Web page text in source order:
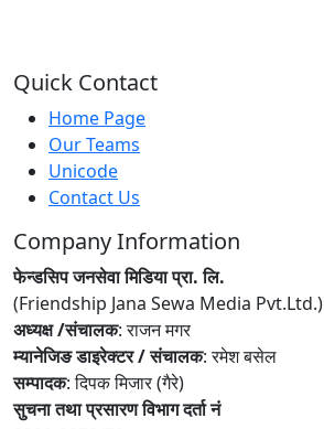
Quick Contact
Home Page
Our Teams
Unicode
Contact Us
Company Information
फेन्डसिप जनसेवा मिडिया प्रा. लि.
(Friendship Jana Sewa Media Pvt.Ltd.)
अध्यक्ष /संचालक: राजन मगर
म्यानेजिङ डाइरेक्टर / संचालक: रमेश बसेल
सम्पादक: दिपक मिजार (गैरे)
सुचना तथा प्रसारण विभाग दर्ता नं